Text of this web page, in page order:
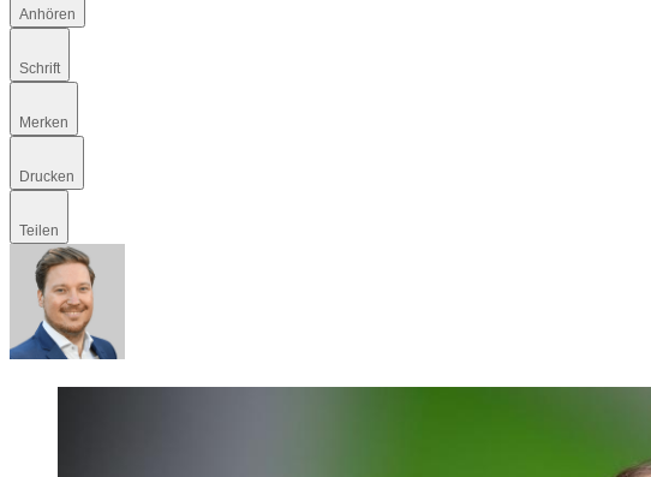
Anhören
Schrift
Merken
Drucken
Teilen